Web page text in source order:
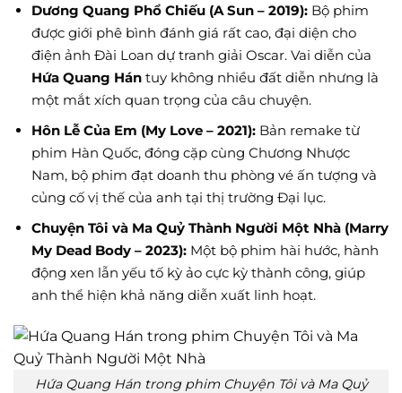
Dương Quang Phổ Chiếu (A Sun – 2019):Bộ phim
được giới phê bình đánh giá rất cao, đại diện cho
điện ảnh Đài Loan dự tranh giải Oscar. Vai diễn của
Hứa Quang Hántuy không nhiều đất diễn nhưng là
một mắt xích quan trọng của câu chuyện.
Hôn Lễ Của Em (My Love – 2021):Bản remake từ
phim Hàn Quốc, đóng cặp cùng Chương Nhược
Nam, bộ phim đạt doanh thu phòng vé ấn tượng và
củng cố vị thế của anh tại thị trường Đại lục.
Chuyện Tôi và Ma Quỷ Thành Người Một Nhà (Marry
My Dead Body – 2023):Một bộ phim hài hước, hành
động xen lẫn yếu tố kỳ ảo cực kỳ thành công, giúp
anh thể hiện khả năng diễn xuất linh hoạt.
Hứa Quang Hán trong phim Chuyện Tôi và Ma Quỷ